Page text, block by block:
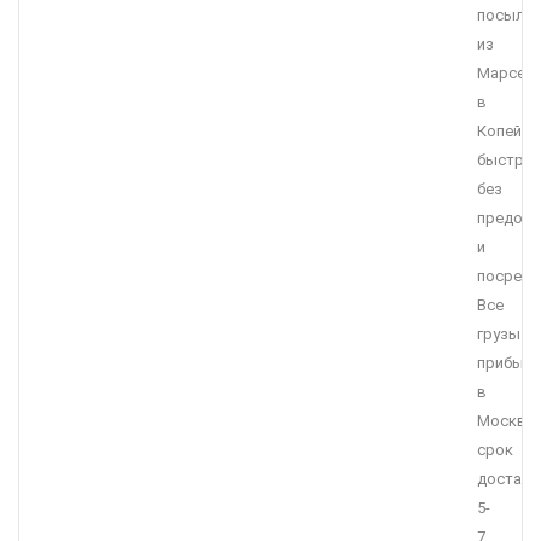
из
в
Копейск
быстро,
без
и
Все
грузы
в
Москву,
срок
5-
7